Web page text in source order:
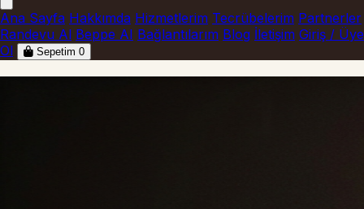
Ana Sayfa Hakkımda Hizmetlerim Tecrübelerim Partnerler
Randevu Al Beppe AI Bağlantılarım Blog İletişim Giriş / Üye
Ol
Sepetim 0